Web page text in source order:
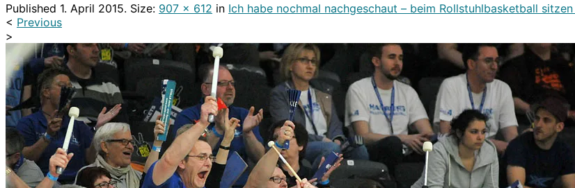
Published 1. April 2015. Size: 907 × 612 in Ich habe nochmal nachgeschaut – beim Rollstuhlbasketball
< Previous
>